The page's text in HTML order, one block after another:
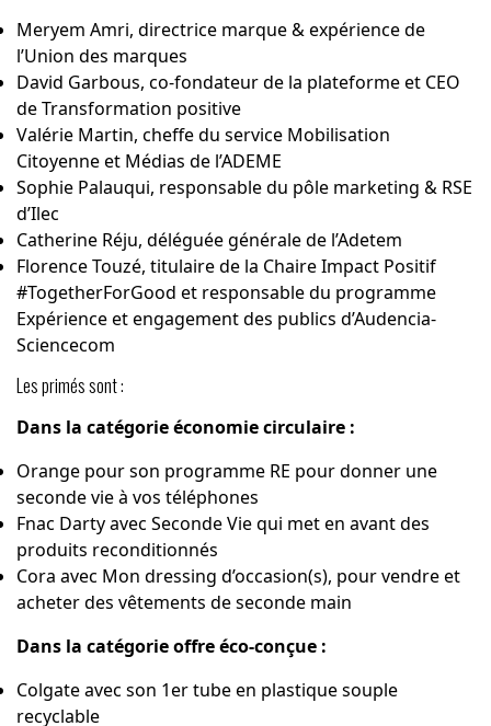
Meryem Amri, directrice marque & expérience de
l’Union des marques
David Garbous, co-fondateur de la plateforme et CEO
deTransformation positive
Valérie Martin, cheffe du service Mobilisation
Citoyenne et Médias de l’ADEME
Sophie Palauqui, responsable du pôle marketing & RSE
d’Ilec
Catherine Réju, déléguée générale de l’Adetem
Florence Touzé, titulaire de la Chaire Impact Positif
#TogetherForGood et responsable du programme
Expérience et engagement des publics d’Audencia-
Sciencecom
Les primés sont :
Dans la catégorie économie circulaire :
Orange pour son programme RE pour donner une
seconde vie à vos téléphones
Fnac Darty avec Seconde Viequi met en avant des
produits reconditionnés
Cora avec Mon dressing d’occasion(s), pour vendre et
acheter des vêtements de seconde main
Dans la catégorie offre éco-conçue :
Colgate avec son 1er tube en plastique souple
recyclable